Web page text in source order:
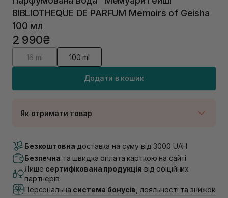
BIBLIOTHEQUE DE PARFUM Memoirs of Geisha
100 мл
2 990₴
16 ml 100 ml
Додати в кошик
Як отримати товар
В наявності
Самовивіз м. Луцьк, вул. Винниченка 4
В наявності
Самовивіз м. Львів, вул. Академіка Підстригача, 1В
(Duck’s Lake)
Немає в наявності!
Безкоштовна доставка на суму від 3000 UAH
Безпечна та швидка оплата карткою на сайті
Лише сертифікована продукція від офіційних
партнерів
Персональна система бонусів , лояльності та знижок